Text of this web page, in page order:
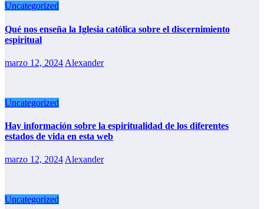
Uncategorized
Qué nos enseña la Iglesia católica sobre el discernimiento
espiritual
marzo 12, 2024 Alexander
Uncategorized
Hay información sobre la espiritualidad de los diferentes
estados de vida en esta web
marzo 12, 2024 Alexander
Uncategorized